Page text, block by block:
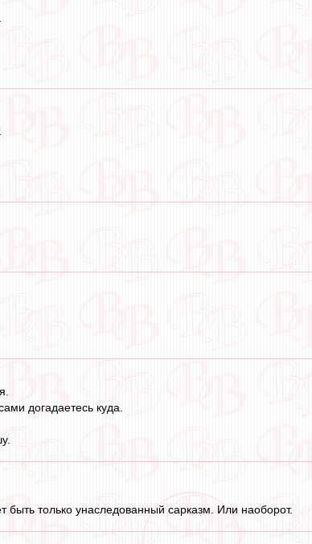
догадаетесь куда.
только унаследованный сарказм. Или наоборот.